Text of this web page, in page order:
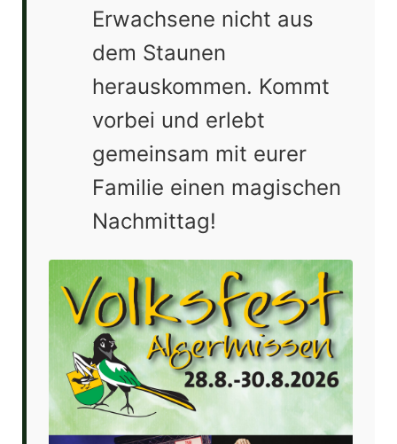
Erwachsene nicht aus
dem Staunen
herauskommen. Kommt
vorbei und erlebt
gemeinsam mit eurer
Familie einen magischen
Nachmittag!